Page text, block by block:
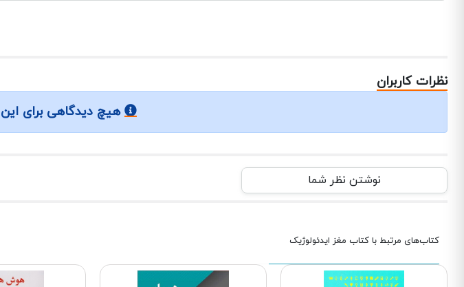
نظرات کاربران
هیچ دیدگاهی برای
نوشتن نظر شما
کتاب‌های مرتبط با کتاب مغز ایدئولوژیک